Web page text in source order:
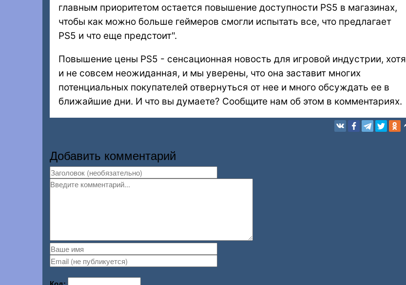
главным приоритетом остается повышение доступности PS5 в магазинах,
чтобы как можно больше геймеров смогли испытать все, что предлагает
PS5 и что еще предстоит".
Повышение цены PS5 - сенсационная новость для игровой индустрии, хотя
и не совсем неожиданная, и мы уверены, что она заставит многих
потенциальных покупателей отвернуться от нее и много обсуждать ее в
ближайшие дни. И что вы думаете? Сообщите нам об этом в комментариях.
Добавить комментарий